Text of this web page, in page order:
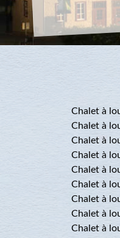
Chalet à
Chalet à
Chalet à
Chalet à
Chalet à
Chalet à
Chalet à
Chalet à
Chalet à